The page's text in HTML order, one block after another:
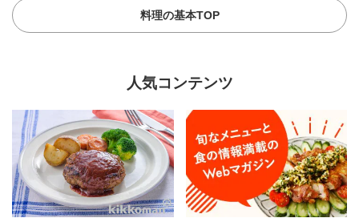
料理の基本TOP
人気コンテンツ